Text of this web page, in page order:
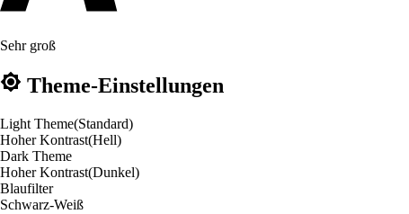
Sehr groß
Theme-Einstellungen
Light Theme(Standard)
Hoher Kontrast(Hell)
Dark Theme
Hoher Kontrast(Dunkel)
Blaufilter
Schwarz-Weiß